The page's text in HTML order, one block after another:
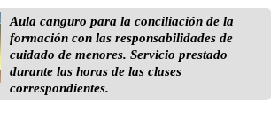
Aula canguro para la conciliación de la
formación con las responsabilidades de
cuidado de menores. Servicio prestado
durante las horas de las clases
correspondientes.